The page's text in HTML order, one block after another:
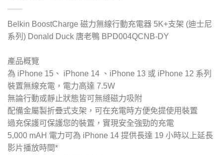
Belkin BoostCharge 磁力無線行動充電器 5K+支架 (迪士尼
系列) Donald Duck 唐老鴨 BPD004QCNB-DY
產品概覽
為 iPhone 15、 iPhone 14 、iPhone 13 或 iPhone 12 系列
裝置無線充電，電力高達 7.5W
無論行動或靜止狀態皆可無縫磁力吸附
配備金屬製折疊式支架，可在充電時方便免提使用裝置
過充保護可保護您的裝置，實現安全強勁的充電
5,000 mAH 電力可為 iPhone 14 提供長達 19 小時以上延長
影片播放時間*